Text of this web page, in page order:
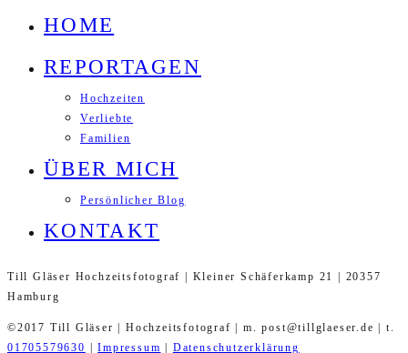
HOME
REPORTAGEN
Hochzeiten
Verliebte
Familien
ÜBER MICH
Persönlicher Blog
KONTAKT
Till Gläser Hochzeitsfotograf | Kleiner Schäferkamp 21 | 20357
Hamburg
©2017 Till Gläser | Hochzeitsfotograf | m. post@tillglaeser.de | t.
01705579630
|Impressum Datenschutzerklärung